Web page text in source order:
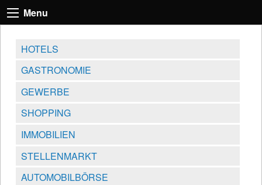
Menu
HOTELS
GASTRONOMIE
GEWERBE
SHOPPING
IMMOBILIEN
STELLENMARKT
AUTOMOBILBÖRSE